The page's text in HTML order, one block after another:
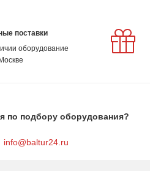
поставки
оборудование
по подбору оборудования?
info@baltur24.ru